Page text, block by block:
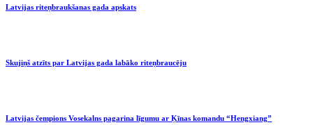
Latvijas riteņbraukšanas gada apskats
Skujiņš atzīts par Latvijas gada labāko riteņbraucēju
Latvijas čempions Vosekalns pagarina līgumu ar Ķīnas komandu “Hengxiang”